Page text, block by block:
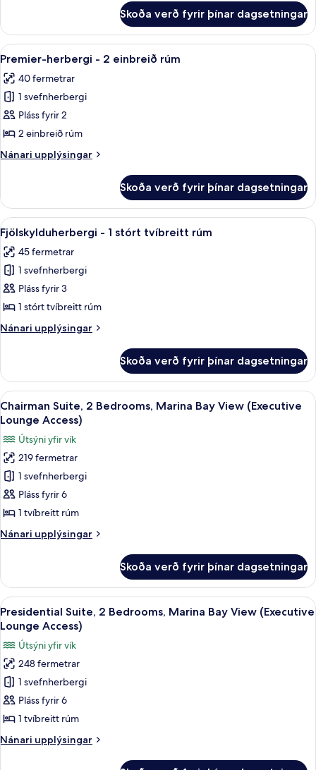
Room,
Twin
Skoða verð fyrir þínar dagsetningar
Skoða
allar
myndir
fyrir
Premier-
herbergi
-
2
rúm
Premier-herbergi - 2 einbreið rúm |
6
Premier-herbergi - 2 einbreið rúm
40 fermetrar
1 svefnherbergi
Pláss fyrir 2
2 einbreið rúm
Nánari upplýsingar
Nánari
herbergi
2
einbreið
rúm
Skoða verð fyrir þínar dagsetningar
Skoða
allar
myndir
fyrir
Fjölskylduherbergi
-
1
stórt
rúm
Fjölskylduherbergi - 1 stórt tvíbreitt
5
Fjölskylduherbergi - 1 stórt tvíbreitt rúm
45 fermetrar
1 svefnherbergi
Pláss fyrir 3
1 stórt tvíbreitt rúm
Nánari upplýsingar
Nánari
-
stórt
tvíbreitt
Skoða verð fyrir þínar dagsetningar
Skoða
allar
myndir
fyrir
Chairman
Suite,
2
Bedrooms,
Marina
Bay
(Executive
Lounge
Access)
Chairman Suite, 2 Bedrooms,
7
Chairman Suite, 2 Bedrooms, Marina Bay View (Executive
Lounge Access)
Útsýni yfir vík
219 fermetrar
1 svefnherbergi
Pláss fyrir 6
1 tvíbreitt rúm
Nánari upplýsingar
Nánari
Suite,
Bedrooms,
Marina
View
(Executive
Lounge
Access)
Skoða verð fyrir þínar dagsetningar
Skoða
allar
myndir
fyrir
Presidential
Suite,
2
Bedrooms,
Marina
Bay
Presidential Suite, 2 Bedrooms,
7
Presidential Suite, 2 Bedrooms, Marina Bay View (Executive
Lounge Access)
Útsýni yfir vík
248 fermetrar
1 svefnherbergi
Pláss fyrir 6
1 tvíbreitt rúm
Nánari upplýsingar
Nánari